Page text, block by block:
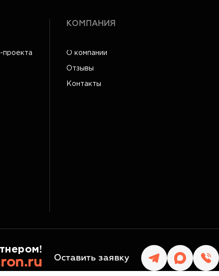
проекта
КОМПАНИЯ
О компании
Отзывы
Контакты
Оставить заявку